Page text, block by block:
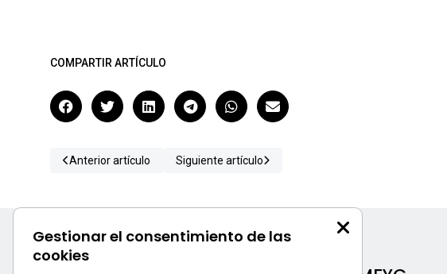
COMPARTIR ARTÍCULO
Anterior artículo Siguiente artículo
Gestionar el consentimiento de las
cookies